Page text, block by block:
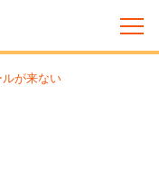
ルが来ない